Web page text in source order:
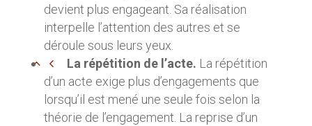
devient plus engageant. Sa réalisation
interpelle l’attention des autres et se
déroule sous leurs yeux.
La répétition de l’acte. La répétition
d’un acte exige plus d’engagements que
lorsqu’il est mené une seule fois selon la
théorie de l’engagement. La reprise d’un